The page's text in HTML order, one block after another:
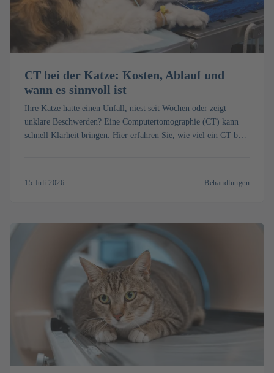
CT bei der Katze: Kosten, Ablauf und
wann es sinnvoll ist
Ihre Katze hatte einen Unfall, niest seit Wochen oder zeigt
unklare Beschwerden? Eine Computertomographie (CT) kann
schnell Klarheit bringen. Hier erfahren Sie, wie viel ein CT bei
15 Juli 2026 Behandlungen